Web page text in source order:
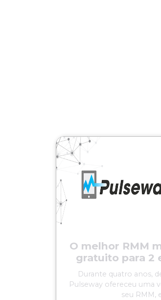
O melhor RMM
gratuito para 2
Durante quatro anos,
Pulseway ofereceu uma
seu RMM,